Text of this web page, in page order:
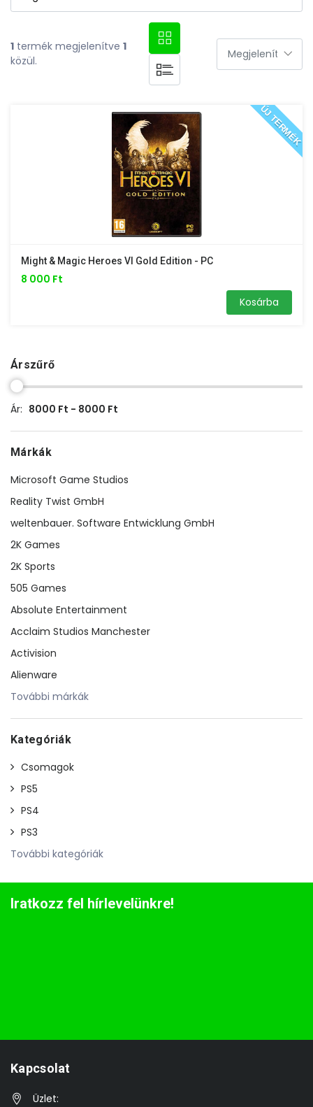
1 termék megjelenítve 1
közül.
ÚJ TERMÉK
Might & Magic Heroes VI Gold Edition - PC
8 000 Ft
Kosárba
Árszűrő
Ár: 8000 Ft - 8000 Ft
Márkák
Microsoft Game Studios
Reality Twist GmbH
weltenbauer. Software Entwicklung GmbH
2K Games
2K Sports
505 Games
Absolute Entertainment
Acclaim Studios Manchester
Activision
Alienware
További márkák
Kategóriák
Csomagok
PS5
PS4
PS3
További kategóriák
Iratkozz fel hírlevelünkre!
Kapcsolat
Üzlet: